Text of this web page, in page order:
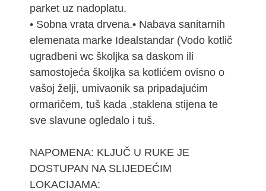
parket uz nadoplatu.
• Sobna vrata drvena.• Nabava sanitarnih
elemenata marke Idealstandar (Vodo kotlič
ugradbeni wc školjka sa daskom ili
samostojeća školjka sa kotlićem ovisno o
vašoj želji, umivaonik sa pripadajućim
ormaričem, tuš kada ,staklena stijena te
sve slavune ogledalo i tuš.
NAPOMENA: KLJUČ U RUKE JE
DOSTUPAN NA SLIJEDEĆIM
LOKACIJAMA: